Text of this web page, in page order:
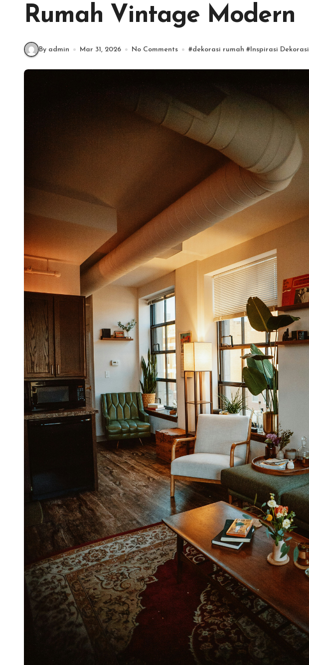
Rumah Vintage Modern
By admin Mar 31, 2026 No Comments #dekorasi rumah # Inspirasi Dekorasi